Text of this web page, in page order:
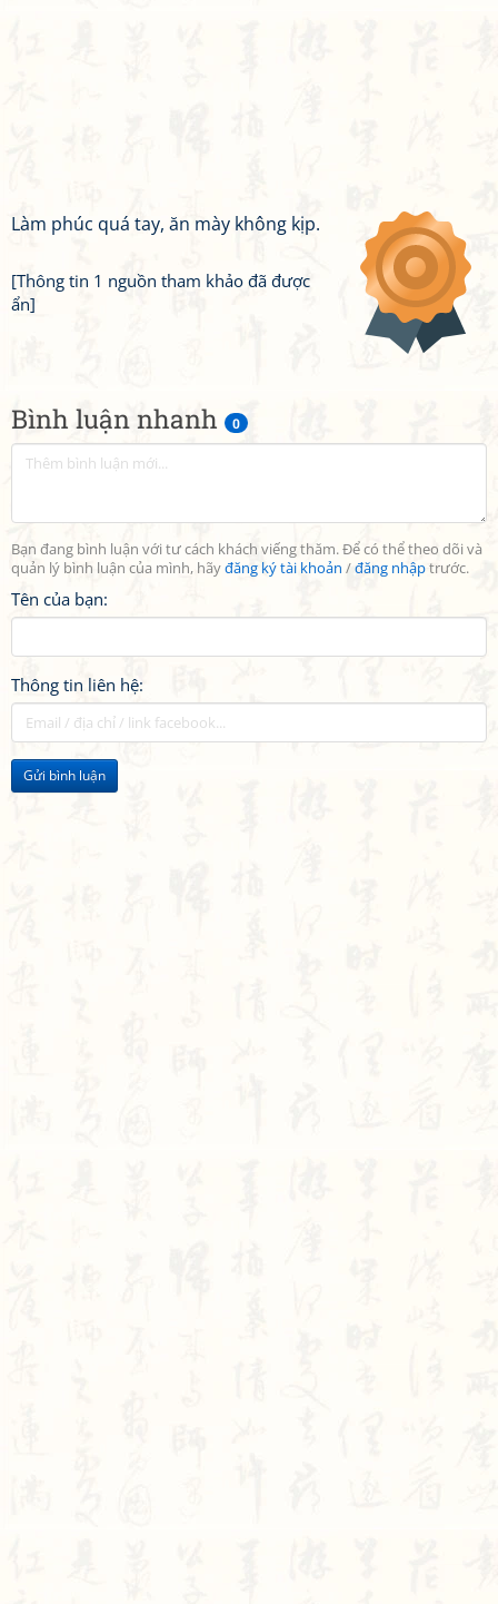
Bình luận nhanh 0
Bạn đang bình luận với tư cách khách viếng thăm. Để có thể theo dõi và
quản lý bình luận của mình, hãyđăng ký tài khoản /đăng nhậptrước.
Tên của bạn:
Thông tin liên hệ:
Gửi bình luận
Làm phúc quá tay, ăn mày không kịp.
[Thông tin 1 nguồn tham khảo đã được
ẩn]